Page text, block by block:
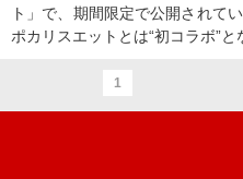
ト」で、期間限定で公開されて
ポカリスエットとは“初コラボ”と
1